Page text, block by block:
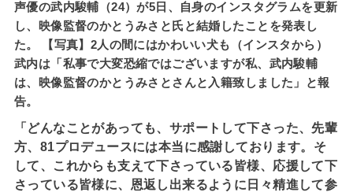
声優の武内駿輔（24）が5日、自身のインスタグラムを更新
し、映像監督のかとうみさと氏と結婚したことを発表し
た。 【写真】2人の間にはかわいい犬も（インスタから）
武内は「私事で大変恐縮ではございますが私、武内駿輔
は、映像監督のかとうみさとさんと入籍致しました」と報
告。
「どんなことがあっても、サポートして下さった、先輩
方、81プロデュースには本当に感謝しております。そ
して、これからも支えて下さっている皆様、応援して下
さっている皆様に、恩返し出来るように日々精進して参